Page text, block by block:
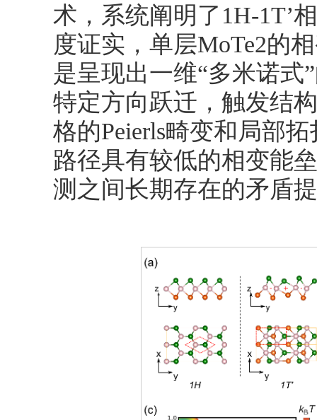
术，系统阐明了1H-1T’
度证实，单层MoTe2的
是呈现出一维“多米诺式
特定方向跃迁，触发结
格的Peierls畸变和局部
路径具有较低的相变能
测之间长期存在的矛盾